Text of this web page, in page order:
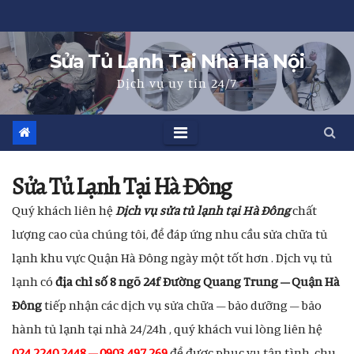
to
content
Sửa Tủ Lạnh Tại Nhà Hà Nội
Dịch vụ uy tín 24/7
Sửa Tủ Lạnh Tại Hà Đông
Quý khách liên hệ Dịch vụ sửa tủ lạnh tại Hà Đôngchất
lượng cao của chúng tôi, để đáp ứng nhu cầu sửa chữa tủ
lạnh khu vực Quận Hà Đông ngày một tốt hơn . Dịch vụ tủ
lạnh có địa chỉ số 8 ngõ 24f Đường Quang Trung – Quận Hà
Đôngtiếp nhận các dịch vụ sửa chữa – bảo dưỡng – bảo
hành tủ lạnh tại nhà 24/24h , quý khách vui lòng liên hệ